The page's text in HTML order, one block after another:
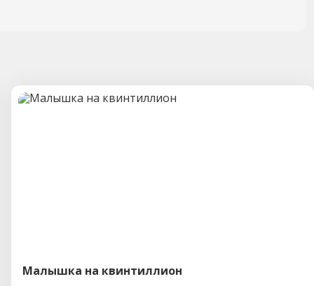
Малышка на квинтиллион